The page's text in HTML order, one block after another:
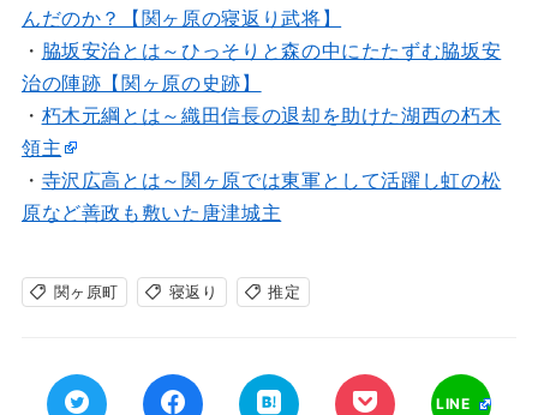
んだのか？【関ヶ原の寝返り武将】
・ 脇坂安治とは～ひっそりと森の中にたたずむ脇坂安
治の陣跡【関ヶ原の史跡】
・ 朽木元綱とは～織田信長の退却を助けた湖西の朽木
領主
・ 寺沢広高とは～関ヶ原では東軍として活躍し虹の松
原など善政も敷いた唐津城主
関ヶ原町 寝返り 推定
LINE